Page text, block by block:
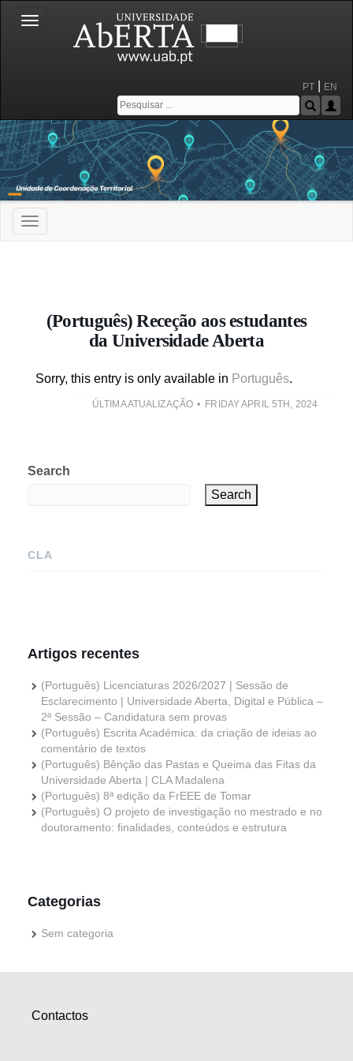
Toggle
navigation
PT EN
Toggle
navigation
(Português) Receção aos estudantes
da Universidade Aberta
Sorry, this entry is only available in Português.
ÚLTIMA ATUALIZAÇÃO FRIDAY APRIL 5TH, 2024
Search
Search
CLA
Artigos recentes
(Português) Licenciaturas 2026/2027 | Sessão de
Esclarecimento | Universidade Aberta, Digital e Pública –
2ª Sessão – Candidatura sem provas
(Português) Escrita Académica: da criação de ideias ao
comentário de textos
(Português) Bênção das Pastas e Queima das Fitas da
Universidade Aberta | CLA Madalena
(Português) 8ª edição da FrEEE de Tomar
(Português) O projeto de investigação no mestrado e no
doutoramento: finalidades, conteúdos e estrutura
Categorias
Sem categoria
Contactos